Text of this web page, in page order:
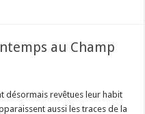
au Champ
désormais revêtues leur habit
aussi les traces de la